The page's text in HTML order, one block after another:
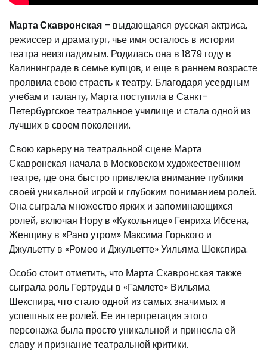
Марта Скавронская – выдающаяся русская актриса,
режиссер и драматург, чье имя осталось в истории
театра неизгладимым. Родилась она в 1879 году в
Калининграде в семье купцов, и еще в раннем возрасте
проявила свою страсть к театру. Благодаря усердным
учебам и таланту, Марта поступила в Санкт-
Петербургское театральное училище и стала одной из
лучших в своем поколении.
Свою карьеру на театральной сцене Марта
Скавронская начала в Московском художественном
театре, где она быстро привлекла внимание публики
своей уникальной игрой и глубоким пониманием ролей.
Она сыграла множество ярких и запоминающихся
ролей, включая Нору в «Кукольнице» Генриха Ибсена,
Женщину в «Рано утром» Максима Горького и
Джульетту в «Ромео и Джульетте» Уильяма Шекспира.
Особо стоит отметить, что Марта Скавронская также
сыграла роль Гертруды в «Гамлете» Вильяма
Шекспира, что стало одной из самых значимых и
успешных ее ролей. Ее интерпретация этого
персонажа была просто уникальной и принесла ей
славу и признание театральной критики.